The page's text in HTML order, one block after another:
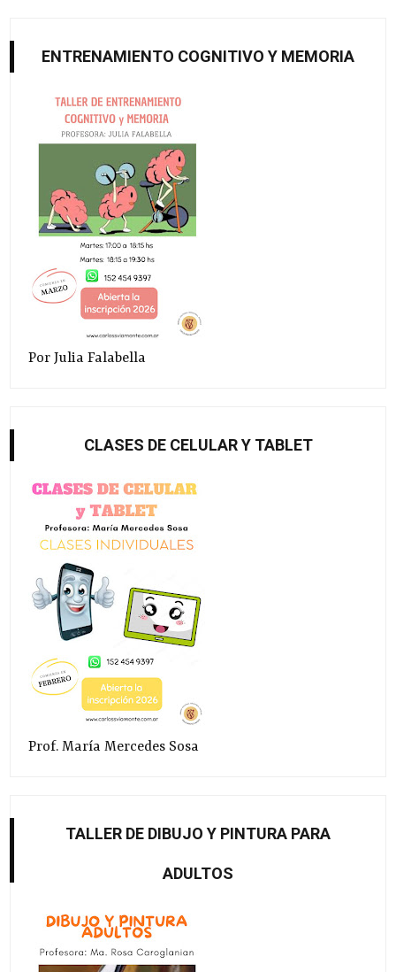
ENTRENAMIENTO COGNITIVO Y MEMORIA
Por Julia Falabella
CLASES DE CELULAR Y TABLET
Prof. María Mercedes Sosa
TALLER DE DIBUJO Y PINTURA PARA
ADULTOS